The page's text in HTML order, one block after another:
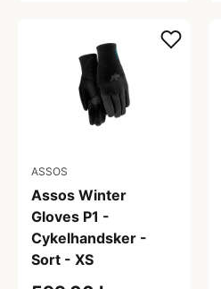
ASSOS
Assos Winter
Gloves P1 -
Cykelhandsker -
Sort - XS